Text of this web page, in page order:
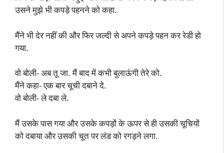
उसने मुझे भी कपड़े पहनने को कहा.
मैंने भी देर नहीं की और फिर जल्दी से अपने कपड़े पहन कर रेडी हो
गया.
वो बोली- अब तू जा. मैं बाद में कभी बुलाऊंगी तेरे को.
मैंने कहा- एक बार चूची दबाने दे.
वो बोली- ले दबा ले.
मैं उसके पास गया और उसके कपड़ों के ऊपर से ही उसकी चूचियों
को दबाया और उसकी चूत पर लंड को रगड़ने लगा.